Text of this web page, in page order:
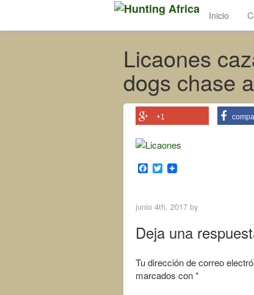
Inicio
Licaones
dogs chase
+1
F
a
b
k
T
w
t
junio 4th, 2017 by
Deja una
Tu dirección de correo
marcados con*